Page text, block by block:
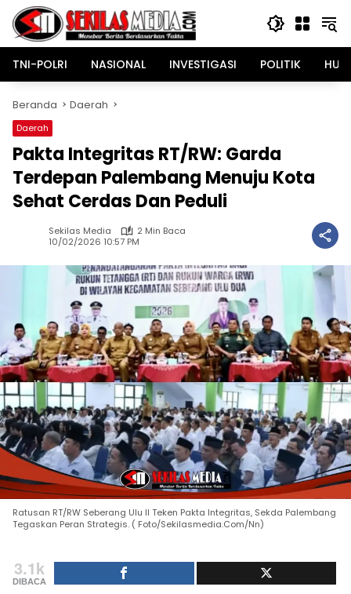
Langsung
konten
TNI-POLRI
NASIONAL INVESTIGASI POLITIK
Beranda Daerah
Daerah
Pakta Integritas RT/RW: Garda
Terdepan Palembang Menuju Kota
Sehat Cerdas Dan Peduli
Sekilas Media
2 Min Baca
10/02/2026 10:57 PM
Ratusan RT/RW Seberang Ulu II Teken Pakta Integritas, Sekda Palembang
Tegaskan Peran Strategis. ( Foto/Sekilasmedia.Com/Nn)
3.1k
DIBACA